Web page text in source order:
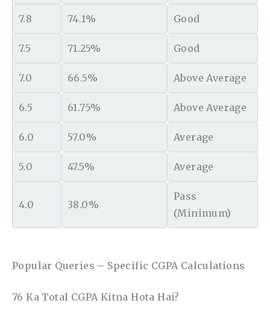
7.8 74.1% Good
7.5 71.25% Good
7.0 66.5% Above Average
6.5 61.75% Above Average
6.0 57.0% Average
5.0 47.5% Average
4.0 38.0%
Pass
(Minimum)
Popular Queries – Specific CGPA Calculations
76 Ka Total CGPA Kitna Hota Hai?